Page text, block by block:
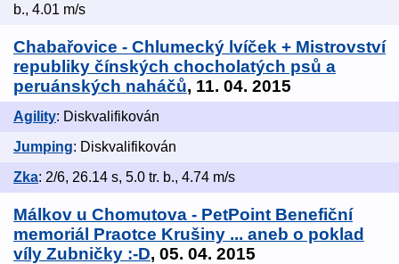
b., 4.01 m/s
Chabařovice - Chlumecký lvíček + Mistrovství
republiky čínských chocholatých psů a
peruánských naháčů, 11. 04. 2015
Agility: Diskvalifikován
Jumping: Diskvalifikován
Zka: 2/6, 26.14 s, 5.0 tr. b., 4.74 m/s
Málkov u Chomutova - PetPoint Benefiční
memoriál Praotce Krušiny ... aneb o poklad
víly Zubničky :-D, 05. 04. 2015